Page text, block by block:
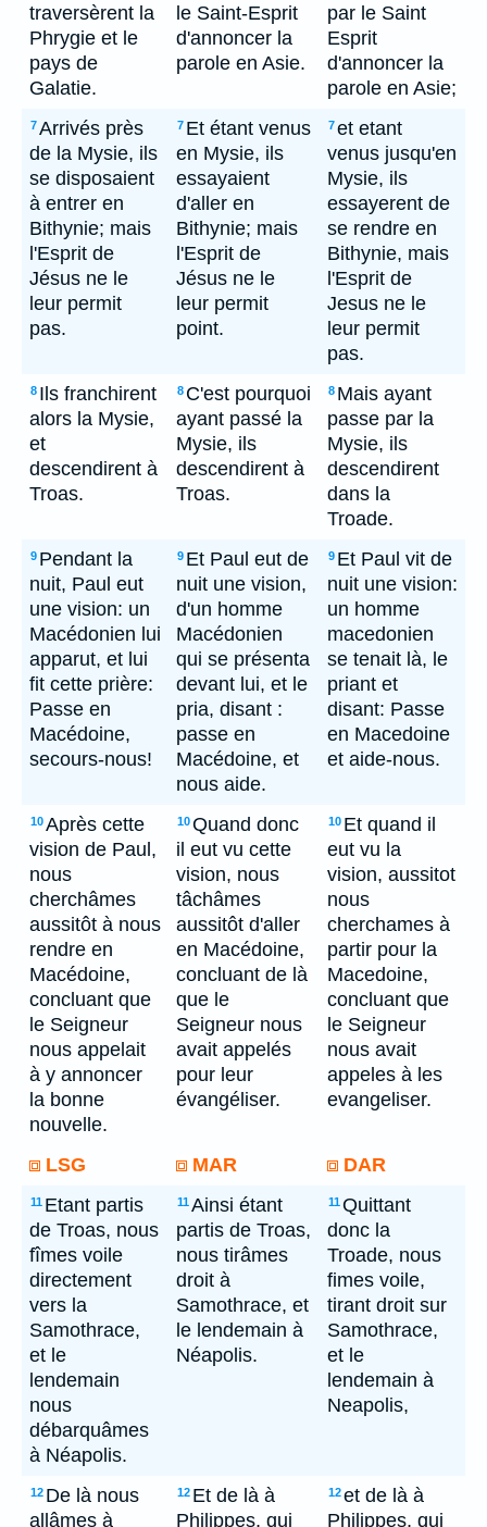
traversèrent la
Phrygie et le
pays de
Galatie.
le Saint-Esprit
d'annoncer la
parole en Asie.
par le Saint
Esprit
d'annoncer la
parole en Asie;
7Arrivés près
de la Mysie, ils
se disposaient
à entrer en
Bithynie; mais
l'Esprit de
Jésus ne le
leur permit
pas.
7 Et étant venus
en Mysie, ils
essayaient
d'aller en
Bithynie; mais
l'Esprit de
Jésus ne le
leur permit
point.
7et etant
venus jusqu'en
Mysie, ils
essayerent de
se rendre en
Bithynie, mais
l'Esprit de
Jesus ne le
leur permit
pas.
8 Ils franchirent
alors la Mysie,
et
descendirent à
Troas.
8 C'est pourquoi
ayant passé la
Mysie, ils
descendirent à
Troas.
8 Mais ayant
passe par la
Mysie, ils
descendirent
dans la
Troade.
9 Pendant la
nuit, Paul eut
une vision: un
Macédonien lui
apparut, et lui
fit cette prière:
Passe en
Macédoine,
secours-nous!
9 Et Paul eut de
nuit une vision,
d'un homme
Macédonien
qui se présenta
devant lui, et le
pria, disant :
passe en
Macédoine, et
nous aide.
9 Et Paul vit de
nuit une vision:
un homme
macedonien
se tenait là, le
priant et
disant: Passe
en Macedoine
et aide-nous.
10Après cette
vision de Paul,
nous
cherchâmes
aussitôt à nous
rendre en
Macédoine,
concluant que
le Seigneur
nous appelait
à y annoncer
la bonne
nouvelle.
10Quand donc
il eut vu cette
vision, nous
tâchâmes
aussitôt d'aller
en Macédoine,
concluant de là
que le
Seigneur nous
avait appelés
pour leur
évangéliser.
10 Et quand il
eut vu la
vision, aussitot
nous
cherchames à
partir pour la
Macedoine,
concluant que
le Seigneur
nous avait
appeles à les
evangeliser.
LSG MAR DAR
11 Etant partis
de Troas, nous
fîmes voile
directement
vers la
Samothrace,
et le
lendemain
nous
débarquâmes
à Néapolis.
11Ainsi étant
partis de Troas,
nous tirâmes
droit à
Samothrace, et
le lendemain à
Néapolis.
11Quittant
donc la
Troade, nous
fimes voile,
tirant droit sur
Samothrace,
et le
lendemain à
Neapolis,
12 De là nous
allâmes à
12 Et de là à
Philippes, qui
12et de là à
Philippes, qui